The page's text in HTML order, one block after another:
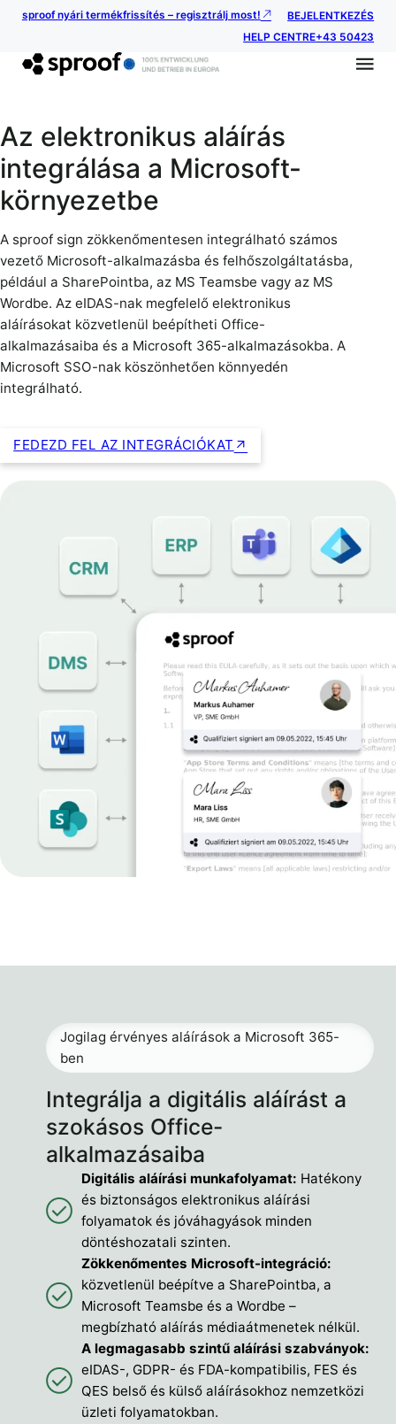
sproof nyári termékfrissítés – regisztrálj most!
BEJELENTKEZÉS
HELP CENTRE+43 50423
Az elektronikus aláírás
integrálása a Microsoft-
környezetbe
A sproof sign zökkenőmentesen integrálható számos
vezető Microsoft-alkalmazásba és felhőszolgáltatásba,
például a SharePointba, az MS Teamsbe vagy az MS
Wordbe. Az eIDAS-nak megfelelő elektronikus
aláírásokat közvetlenül beépítheti Office-
alkalmazásaiba és a Microsoft 365-alkalmazásokba. A
Microsoft SSO-nak köszönhetően könnyedén
integrálható.
FEDEZD FEL AZ INTEGRÁCIÓKAT
Integrálja a digitális aláírást a
szokásos Office-
alkalmazásaiba
Jogilag érvényes aláírások a Microsoft 365-
ben
Digitális aláírási munkafolyamat: Hatékony
és biztonságos elektronikus aláírási
folyamatok és jóváhagyások minden
döntéshozatali szinten.
Zökkenőmentes Microsoft-integráció:
közvetlenül beépítve a SharePointba, a
Microsoft Teamsbe és a Wordbe –
megbízható aláírás médiaátmenetek nélkül.
A legmagasabb szintű aláírási szabványok:
eIDAS-, GDPR- és FDA-kompatibilis, FES és
QES belső és külső aláírásokhoz nemzetközi
üzleti folyamatokban.